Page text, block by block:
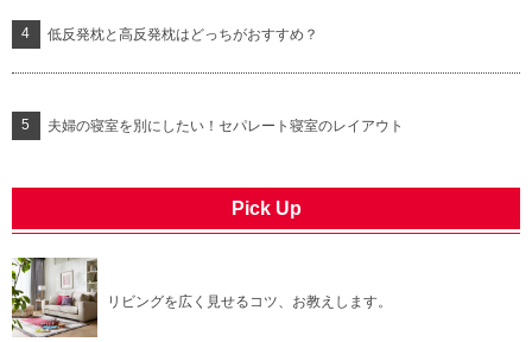
低反発枕と高反発枕はどっちがおすすめ？
夫婦の寝室を別にしたい！セパレート寝室のレイアウト
Pick Up
リビングを広く見せるコツ、お教えします。